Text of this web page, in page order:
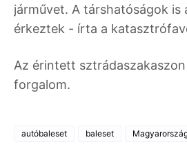
járművet. A társhatóságok is
érkeztek - írta a
Az érintett
forgalom.
autóbaleset baleset